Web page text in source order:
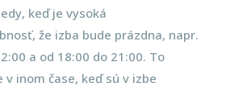
keď je vysoká
že izba bude prázdna, napr.
a od 18:00 do 21:00. To
v inom čase, keď sú v izbe